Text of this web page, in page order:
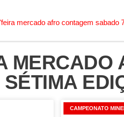
mercado afro contagem sabado
MERCADO
CAMPEONATO